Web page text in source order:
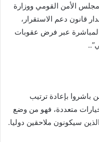
الأمن القومي ووزارة
قانون دعم الاستقرار،
المباشرة عبر فرض عقوبات
باشروا بإعادة ترتيب
متعددة، فهو من وضع
سيكونون ملاحقين دوليا.